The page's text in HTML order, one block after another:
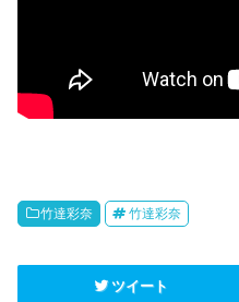
竹達彩奈 竹達彩奈
ツイート